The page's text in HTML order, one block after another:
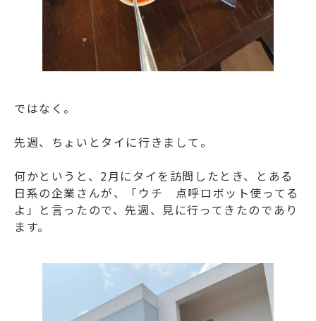
ではなく。
先週、ちょいとタイに行きまして。
何かというと、2月にタイを訪問したとき、とある
日系の企業さんが、「ウチ 点呼ロボット使ってる
よ」と言ったので、先週、見に行ってきたのであり
ます。